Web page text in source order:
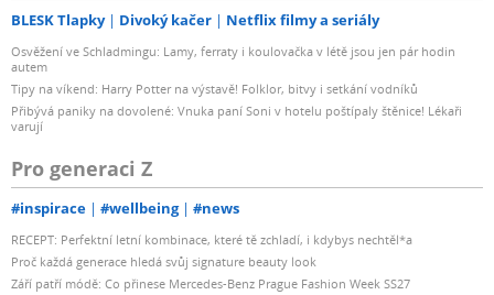
BLESK Tlapky Divoký kačer Netflix filmy a seriály
Osvěžení ve Schladmingu: Lamy, ferraty i koulovačka v létě jsou jen pár hodin
autem
Tipy na víkend: Harry Potter na výstavě! Folklor, bitvy i setkání vodníků
Přibývá paniky na dovolené: Vnuka paní Soni v hotelu poštípaly štěnice! Lékaři
varují
Pro generaci Z
#inspirace #wellbeing #news
RECEPT: Perfektní letní kombinace, které tě zchladí, i kdybys nechtěl*a
Proč každá generace hledá svůj signature beauty look
Září patří módě: Co přinese Mercedes-Benz Prague Fashion Week SS27